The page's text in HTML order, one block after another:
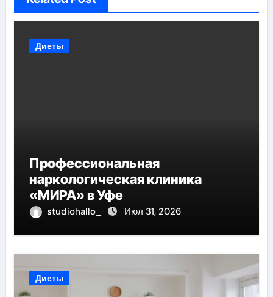
Диеты
Профессиональная
наркологическая клиника
«МИРА» в Уфе
studiohallo_ Июл 31, 2026
Диеты